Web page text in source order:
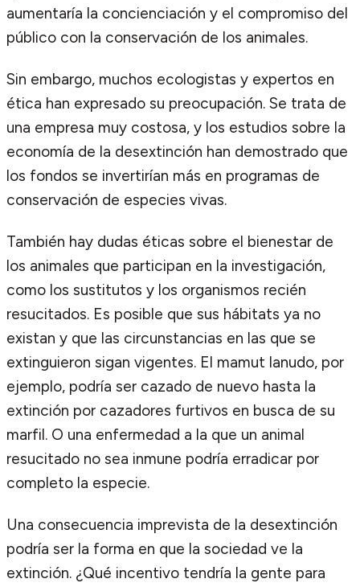
aumentaría la concienciación y el compromiso del
público con la conservación de los animales.
Sin embargo, muchos ecologistas y expertos en
ética han expresado su preocupación. Se trata de
una empresa muy costosa, y los estudios sobre la
economía de la desextinción han demostrado que
los fondos se invertirían más en programas de
conservación de especies vivas.
También hay dudas éticas sobre el bienestar de
los animales que participan en la investigación,
como los sustitutos y los organismos recién
resucitados. Es posible que sus hábitats ya no
existan y que las circunstancias en las que se
extinguieron sigan vigentes. El mamut lanudo, por
ejemplo, podría ser cazado de nuevo hasta la
extinción por cazadores furtivos en busca de su
marfil. O una enfermedad a la que un animal
resucitado no sea inmune podría erradicar por
completo la especie.
Una consecuencia imprevista de la desextinción
podría ser la forma en que la sociedad ve la
extinción. ¿Qué incentivo tendría la gente para